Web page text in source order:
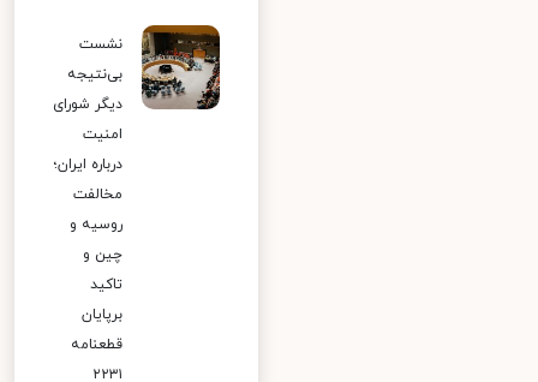
نشست
بی‌نتیجه
دیگر شورای
امنیت
درباره ایران؛
مخالفت
روسیه و
چین و
تاکید
برپایان
قطعنامه
۲۲۳۱